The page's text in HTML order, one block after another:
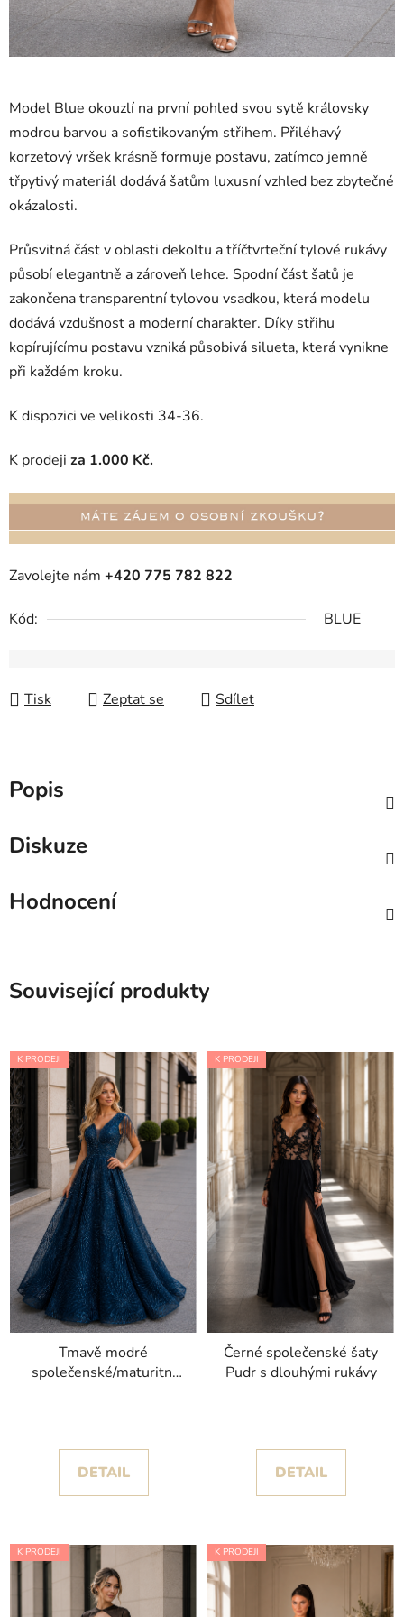
Model Blue okouzlí na první pohled svou sytě královsky
modrou barvou a sofistikovaným střihem. Přiléhavý
korzetový vršek krásně formuje postavu, zatímco jemně
třpytivý materiál dodává šatům luxusní vzhled bez zbytečné
okázalosti.
Průsvitná část v oblasti dekoltu a tříčtvrteční tylové rukávy
působí elegantně a zároveň lehce. Spodní část šatů je
zakončena transparentní tylovou vsadkou, která modelu
dodává vzdušnost a moderní charakter. Díky střihu
kopírujícímu postavu vzniká působivá silueta, která vynikne
při každém kroku.
K dispozici ve velikosti 34-36.
K prodeji za 1.000 Kč.
Zavolejte nám +420 775 782 822
Kód: BLUE
Tisk Zeptat se Sdílet
Popis
Diskuze
Hodnocení
Související produkty
K PRODEJI
Tmavě modré
společenské/maturitní
DETAIL
K PRODEJI
Černé společenské šaty
Pudr s dlouhými rukávy
DETAIL
K PRODEJI K PRODEJI